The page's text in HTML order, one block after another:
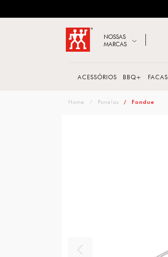
ZWILLING
NOSSAS
MARCAS
ACESSÓRIOS BBQ+ FACAS
Panelas Fondue